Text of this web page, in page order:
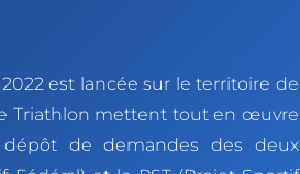
est lancée sur le territoire de
Triathlon mettent tout en œuvre
de demandes des deux